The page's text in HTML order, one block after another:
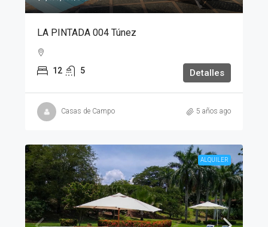
LA PINTADA 004 Túnez
12 5 Detalles
Casas de Campo 5 años ago
ALQUILER